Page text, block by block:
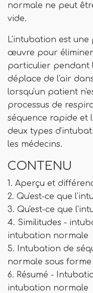
normale ne peut
vide.
L'intubation est une
œuvre pour éliminer
particulier pendant
déplace de l'air
lorsqu'un patient
processus de
séquence rapide et
deux types
les médecins.
CONTENU
1. Aperçu et
2. Qu'est-ce que
3. Qu'est-ce que
4. Similitudes -
intubation normale
5. Intubation de
normale sous
6. Résumé -
intubation normale